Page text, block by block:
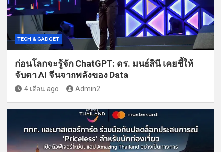
TECH & GADGET
ก่อนโลกจะรู้จัก ChatGPT: ดร. มนธ์สินี เคยชี้ให้
จับตา AI จีนจากพลังของ Data
4 เดือน ago Admin2